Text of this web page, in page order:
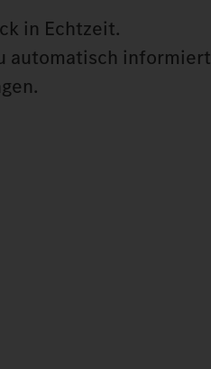
in Echtzeit.
automatisch informiert